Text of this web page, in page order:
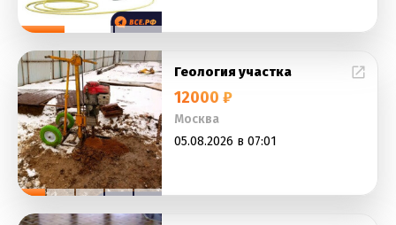
Геология участка
12000 ₽
Москва
05.08.2026 в 07:01